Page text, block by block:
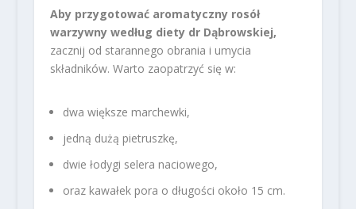
Aby przygotować aromatyczny rosół
warzywny według diety dr Dąbrowskiej,
zacznij od starannego obrania i umycia
składników. Warto zaopatrzyć się w:
dwa większe marchewki,
jedną dużą pietruszkę,
dwie łodygi selera naciowego,
oraz kawałek pora o długości około 15 cm.